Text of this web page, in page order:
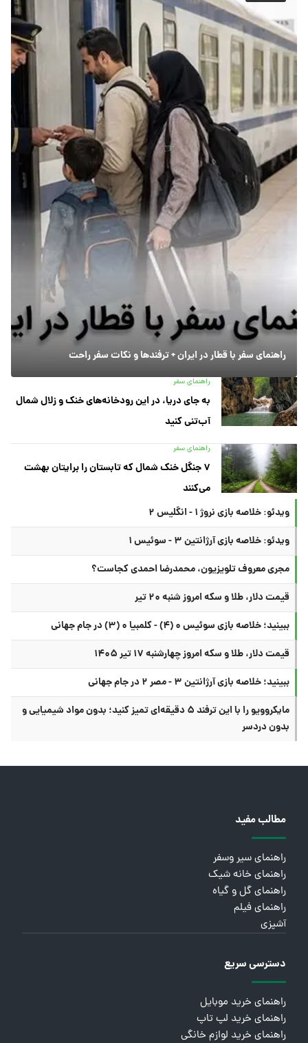
راهنمای سفر با قطار در ایران + ترفندها و نکات سفر راحت
راهنمای سفر
به جای دریا، در این رودخانه‌های خنک و زلال شمال
آب‌تنی کنید
راهنمای سفر
۷ جنگل خنک شمال که تابستان را برایتان بهشت
می‌کنند
ویدئو: خلاصه بازی نروژ ۱ - انگلیس ۲
ویدئو: خلاصه بازی آرژانتین ۳ - سوئیس ۱
مجری معروف تلویزیون، محمدرضا احمدی کجاست؟
قیمت دلار، طلا و سکه امروز شنبه ۲۰ تیر
ببینید؛ خلاصه بازی سوئیس ۰ (۴) - کلمبیا ۰ (۳) در جام جهانی
قیمت دلار، طلا و سکه امروز چهارشنبه ۱۷ تیر ۱۴۰۵
ببینید؛ خلاصه بازی آرژانتین ۳ - مصر ۲ در جام جهانی
مایکروویو را با این ترفند ۵ دقیقه‌ای تمیز کنید؛ بدون مواد شیمیایی و
بدون دردسر
مطالب مفید
راهنمای سیر وسفر
راهنمای خانه شیک
راهنمای گل و گیاه
راهنمای فیلم
آشپزی
دسترسی سریع
راهنمای خرید موبایل
راهنمای خرید لپ تاپ
راهنمای خرید لوازم خانگی